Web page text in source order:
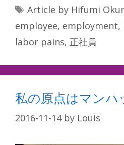
Tags
Article by Hifumi
employee, employment,
labor pains, 正社員
私の原点はマンハ
2016-11-14 by Louis